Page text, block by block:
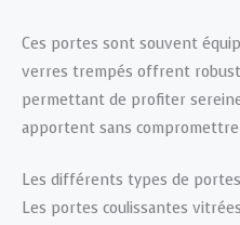
Ces portes sont souvent
verres trempés offrent
permettant de profiter
apportent sans
Les différents types de
Les portes coulissantes